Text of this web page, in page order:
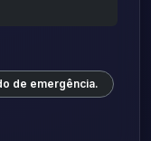
de emergência.